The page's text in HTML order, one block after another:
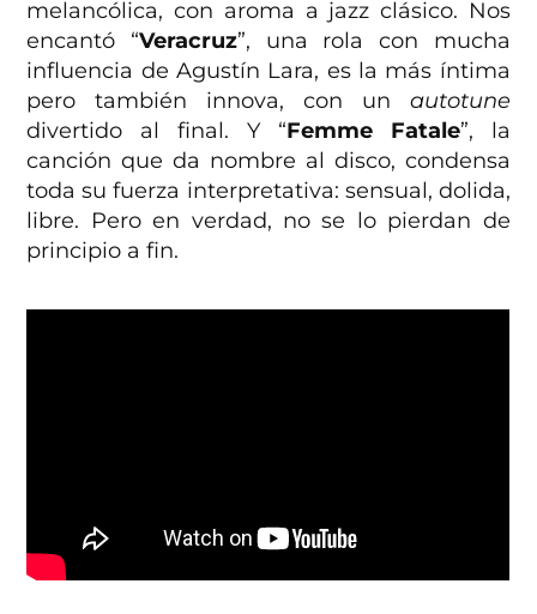
melancólica, con aroma a jazz clásico. Nos
encantó “Veracruz”, una rola con mucha
influencia de Agustín Lara, es la más íntima
pero también innova, con un autotune
divertido al final. Y “Femme Fatale”, la
canción que da nombre al disco, condensa
toda su fuerza interpretativa: sensual, dolida,
libre. Pero en verdad, no se lo pierdan de
principio a fin.